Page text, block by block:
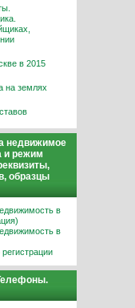
в 2015
на землях
недвижимое
и режим
образцы
в
в